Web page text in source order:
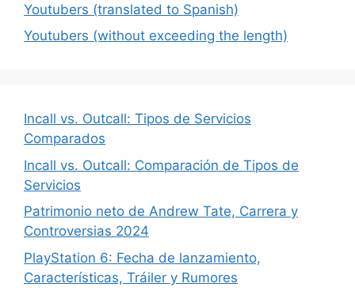
Youtubers (translated to Spanish)
Youtubers (without exceeding the length)
Incall vs. Outcall: Tipos de Servicios
Comparados
Incall vs. Outcall: Comparación de Tipos de
Servicios
Patrimonio neto de Andrew Tate, Carrera y
Controversias 2024
PlayStation 6: Fecha de lanzamiento,
Características, Tráiler y Rumores